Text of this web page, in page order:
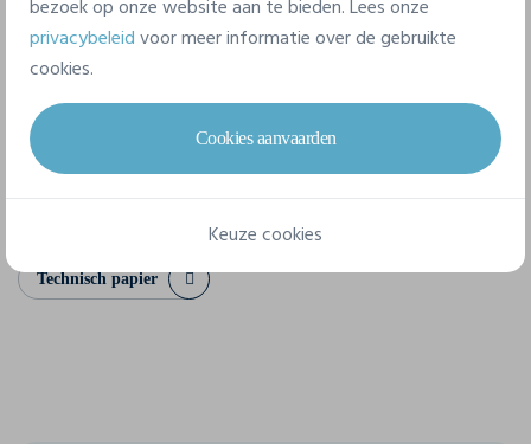
9 beschikbare maten
XS
Technisch papier
bezoek op onze website aan te bieden. Lees onze
privacybeleidvoor meer informatie over de gebruikte
cookies.
Cookies aanvaarden
Keuze cookies